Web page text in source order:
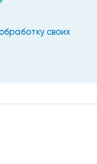
своих